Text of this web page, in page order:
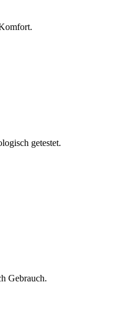
getestet.
Gebrauch.